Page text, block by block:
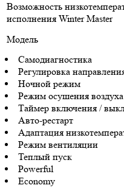
Возможность
исполнения Winter Master
Модель
Самодиагностика
Регулировка
Ночной режим
Режим осушения воздуха
Таймер включения /
Авто-рестарт
Адаптация
Режим вентиляции
Теплый пуск
Powerful
Economy